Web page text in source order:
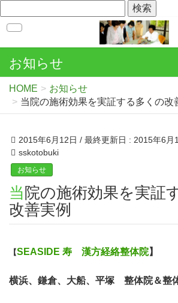
お知らせ
HOME
お知らせ
当院の施術効果を実証する多くの改
2015年6月12日 / 最終更新日 : 2015年6月
sskotobuki
お知らせ
当院の施術効果を実証する多くの
改善実例
【SEASIDE 寿 漢方経絡整体院】
横浜、鎌倉、大船、平塚 整体院＆整